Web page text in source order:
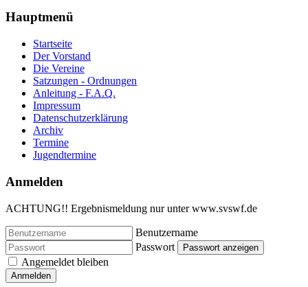
Hauptmenü
Startseite
Der Vorstand
Die Vereine
Satzungen - Ordnungen
Anleitung - F.A.Q.
Impressum
Datenschutzerklärung
Archiv
Termine
Jugendtermine
Anmelden
ACHTUNG!! Ergebnismeldung nur unter www.svswf.de
Benutzername
Passwort
Passwort anzeigen
Angemeldet bleiben
Anmelden